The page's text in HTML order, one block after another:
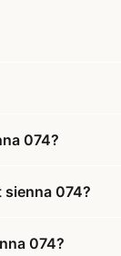
074?
074?
074?